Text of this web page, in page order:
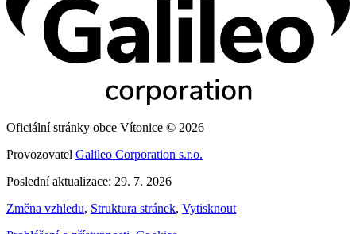
Oficiální stránky obce Vítonice © 2026
Provozovatel Galileo Corporation s.r.o.
Poslední aktualizace: 29. 7. 2026
Změna vzhledu, Struktura stránek, Vytisknout